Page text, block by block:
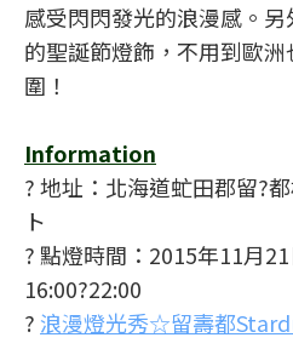
感受閃閃發光的浪漫感。
的聖誕節燈飾，不用到歐
圍！
Information
? 地址：北海道虻田郡留?
ト
? 點燈時間：2015年11月
16:00?22:00
? 浪漫燈光秀☆留壽都